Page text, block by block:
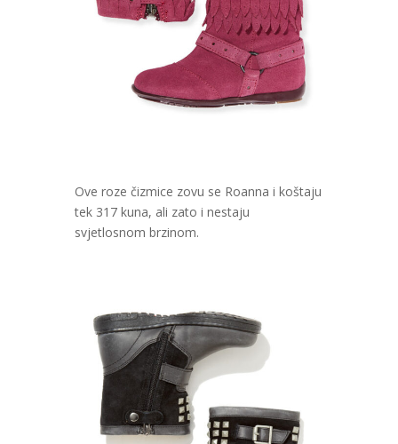
Ove roze čizmice zovu se Roanna i koštaju
tek 317 kuna, ali zato i nestaju
svjetlosnom brzinom.